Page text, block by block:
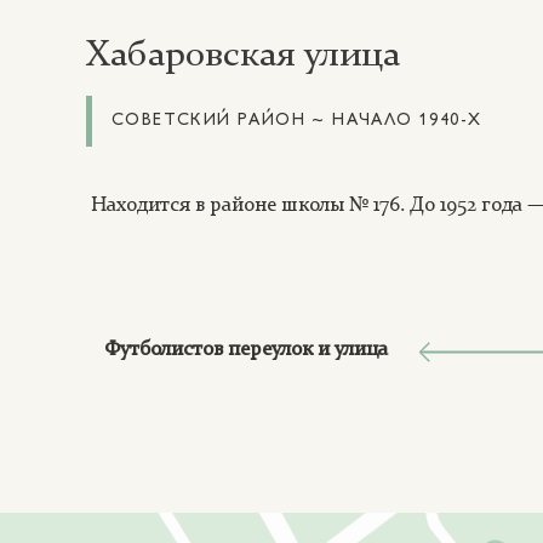
Хабаровская улица
СОВЕТСКИЙ РАЙОН ~ НАЧАЛО 1940-Х
Находится в районе школы № 176. До 1952 года
Футболистов переулок и улица